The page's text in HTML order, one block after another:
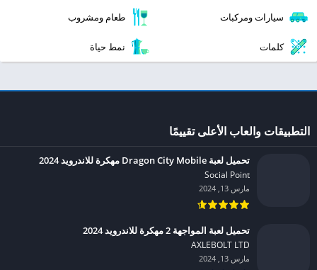
سيارات ومركبات طعام ومشروب
كلمات نمط حياة
التطبيقات والعاب الأعلى تقييمًا
تحميل لعبة Dragon City Mobile مهكرة للاندرويد 2024
Social Point‏
مارس 13, 2024
تحميل لعبة المواجهة 2 مهكرة للاندرويد 2024
AXLEBOLT LTD‏
مارس 13, 2024